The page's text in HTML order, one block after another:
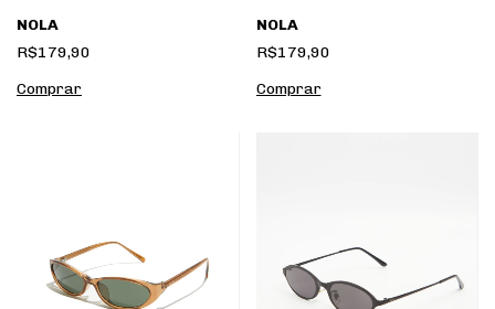
NOLA
R$179,90
NOLA
R$179,90